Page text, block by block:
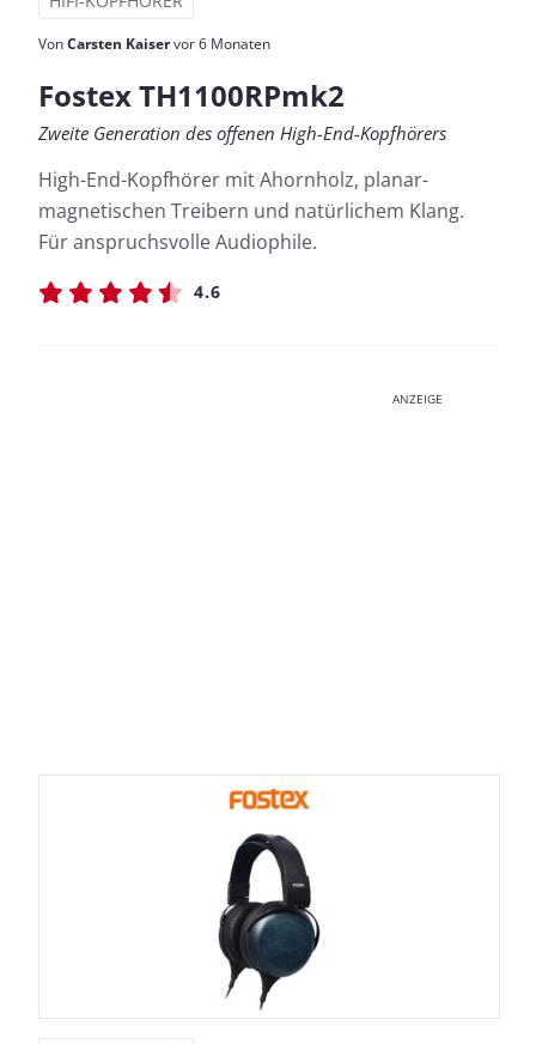
VonCarsten Kaiservor 6 Monaten
Fostex TH1100RPmk2
Zweite Generation des offenen High-End-Kopfhörers
High-End-Kopfhörer mit Ahornholz, planar-
magnetischen Treibern und natürlichem Klang.
Für anspruchsvolle Audiophile.
4.6
ANZEIGE